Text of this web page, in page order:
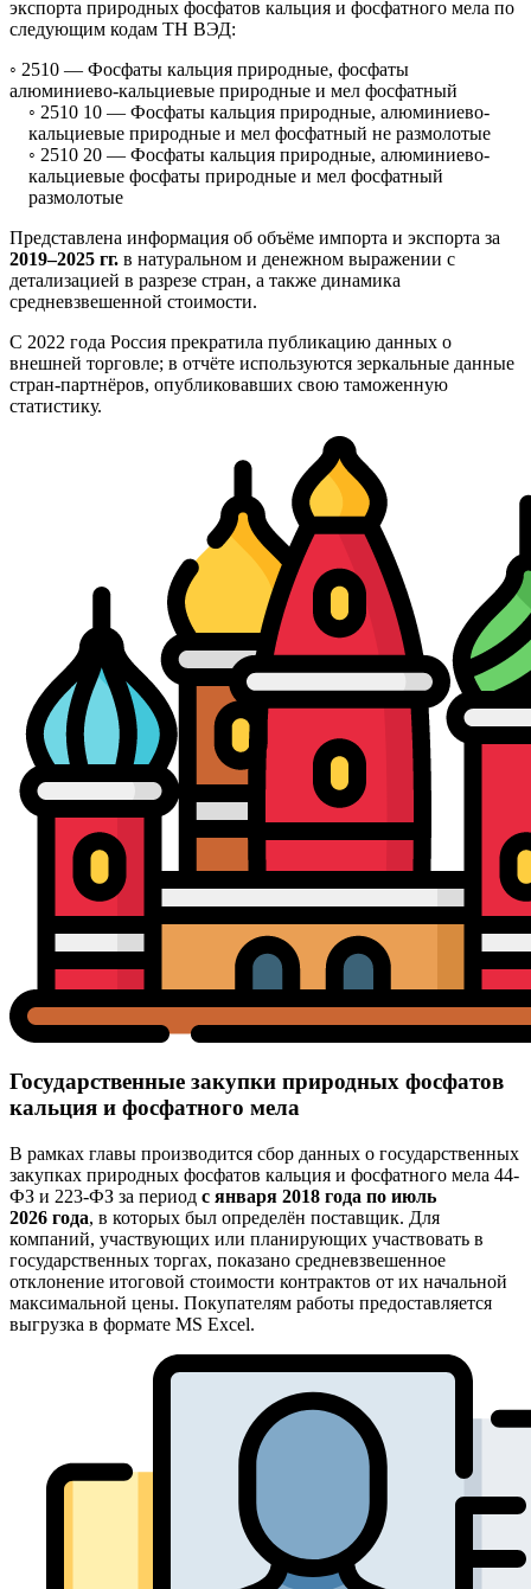
экспорта природных фосфатов кальция и фосфатного мела по
следующим кодам ТН ВЭД:
◦ 2510 — Фосфаты кальция природные, фосфаты
алюминиево-кальциевые природные и мел фосфатный
◦ 2510 10 — Фосфаты кальция природные, алюминиево-
кальциевые природные и мел фосфатный не размолотые
◦ 2510 20 — Фосфаты кальция природные, алюминиево-
кальциевые фосфаты природные и мел фосфатный
размолотые
Представлена информация об объёме импорта и экспорта за
2019–2025 гг. в натуральном и денежном выражении с
детализацией в разрезе стран, а также динамика
средневзвешенной стоимости.
С 2022 года Россия прекратила публикацию данных о
внешней торговле; в отчёте используются зеркальные данные
стран-партнёров, опубликовавших свою таможенную
статистику.
Государственные закупки природных фосфатов
кальция и фосфатного мела
В рамках главы производится сбор данных о государственных
закупках природных фосфатов кальция и фосфатного мела 44-
ФЗ и 223-ФЗ за период с января 2018 года по июль
2026 года, в которых был определён поставщик. Для
компаний, участвующих или планирующих участвовать в
государственных торгах, показано средневзвешенное
отклонение итоговой стоимости контрактов от их начальной
максимальной цены. Покупателям работы предоставляется
выгрузка в формате MS Excel.